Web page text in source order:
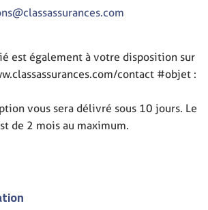
est également à votre disposition sur
contact #objet :
vous sera délivré sous 10 jours. Le
de 2 mois au maximum.